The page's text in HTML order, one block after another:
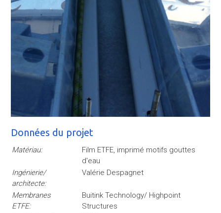
Données du projet
Matériau:
Film ETFE, imprimé motifs gouttes
d'eau
Ingénierie/
architecte:
Valérie Despagnet
Membranes
ETFE:
Buitink Technology/ Highpoint
Structures